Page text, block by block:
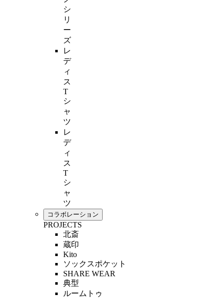
シ
リ
ー
ズ
レ
デ
ィ
ス
T
シ
ャ
ツ
レ
デ
ィ
ス
T
シ
ャ
ツ
コラボレーション
PROJECTS
北斎
蔵印
Kito
ソックスポケット
SHARE WEAR
典型
ルームトゥ